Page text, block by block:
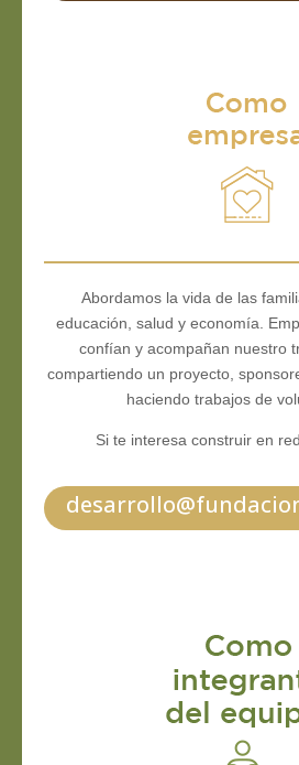
Abordamos la vida de las
educación, salud y economía.
confían y acompañan nuestro
compartiendo un proyecto,
haciendo trabajos de
Si te interesa construir en